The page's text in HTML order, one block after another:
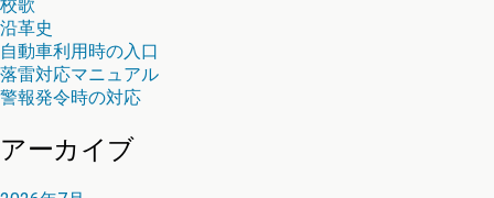
校歌
沿革史
自動車利用時の入口
落雷対応マニュアル
警報発令時の対応
アーカイブ